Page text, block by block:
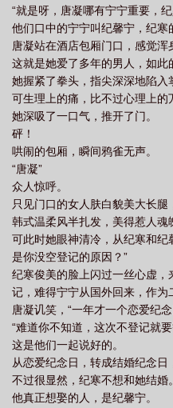
“就是呀，唐凝哪有宁宁重要，
他们口中的宁宁叫纪馨宁，纪寒
唐凝站在酒店包厢门口，感觉浑
这就是她爱了多年的男人，如此
她握紧了拳头，指尖深深地陷入
可生理上的痛，比不过心理上的
她深吸了一口气，推开了门。
砰！
哄闹的包厢，瞬间鸦雀无声。
“唐凝”
众人惊呼。
只见门口的女人肤白貌美大长腿
韩式温柔风半扎发，美得惹人魂
可此时她眼神清冷，从纪寒和纪
是你没空登记的原因？”
纪寒俊美的脸上闪过一丝心虚，
记，难得宁宁从国外回来，作为
唐凝讥笑，“一年才一个恋爱纪
“难道你不知道，这次不登记就
这是他们一起说好的。
从恋爱纪念日，转成结婚纪念日
不过很显然，纪寒不想和她结婚。
他真正想娶的人，是纪馨宁。